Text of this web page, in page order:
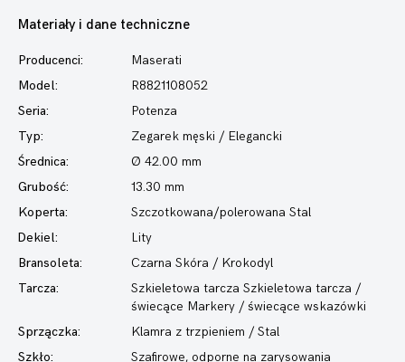
Materiały i dane techniczne
Producenci:
Maserati
Model:
R8821108052
Seria:
Potenza
Typ:
Zegarek męski / Elegancki
Średnica:
Ø 42.00 mm
Grubość:
13.30 mm
Koperta:
Szczotkowana/polerowana Stal
Dekiel:
Lity
Bransoleta:
Czarna Skóra / Krokodyl
Tarcza:
Szkieletowa tarcza Szkieletowa tarcza /
świecące Markery / świecące wskazówki
Sprzączka:
Klamra z trzpieniem / Stal
Szkło:
Szafirowe, odporne na zarysowania